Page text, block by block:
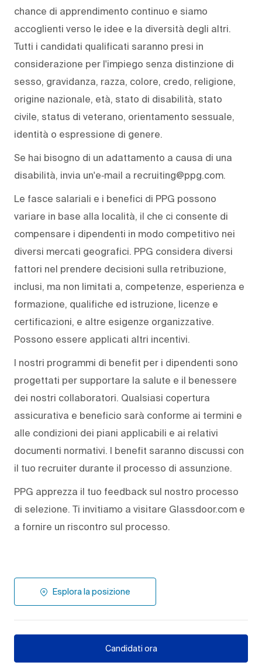
chance di apprendimento continuo e siamo
accoglienti verso le idee e la diversità degli altri.
Tutti i candidati qualificati saranno presi in
considerazione per l'impiego senza distinzione di
sesso, gravidanza, razza, colore, credo, religione,
origine nazionale, età, stato di disabilità, stato
civile, status di veterano, orientamento sessuale,
identità o espressione di genere.
Se hai bisogno di un adattamento a causa di una
disabilità, invia un'e‑mail a recruiting@ppg.com.
Le fasce salariali e i benefici di PPG possono
variare in base alla località, il che ci consente di
compensare i dipendenti in modo competitivo nei
diversi mercati geografici. PPG considera diversi
fattori nel prendere decisioni sulla retribuzione,
inclusi, ma non limitati a, competenze, esperienza e
formazione, qualifiche ed istruzione, licenze e
certificazioni, e altre esigenze organizzative.
Possono essere applicati altri incentivi.
I nostri programmi di benefit per i dipendenti sono
progettati per supportare la salute e il benessere
dei nostri collaboratori. Qualsiasi copertura
assicurativa e beneficio sarà conforme ai termini e
alle condizioni dei piani applicabili e ai relativi
documenti normativi. I benefit saranno discussi con
il tuo recruiter durante il processo di assunzione.
PPG apprezza il tuo feedback sul nostro processo
di selezione. Ti invitiamo a visitare Glassdoor.com e
a fornire un riscontro sul processo.
Esplora la posizione
Candidati ora